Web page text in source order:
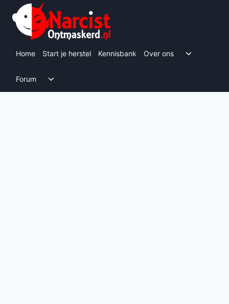
Doorgaan
naar
inhoud
Home Start je herstel Kennisbank Over ons Toggle
Forum Toggle submenu